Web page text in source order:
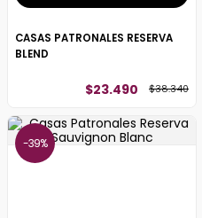
CASAS PATRONALES RESERVA
BLEND
$23.490 $38.340
39%